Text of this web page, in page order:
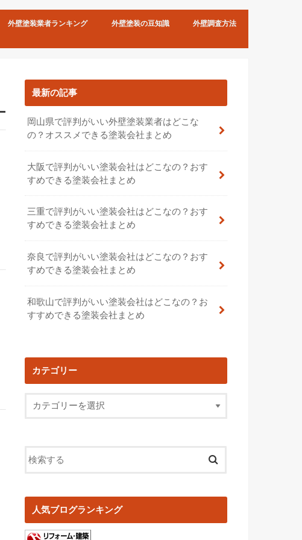
外壁塗装業者ランキング 外壁塗装の豆知識 外壁調査方法
チョーキング現象
外壁のひび割れ（クラック）
外壁の汚れ
塗り替えの時期
最新の記事
岡山県で評判がいい外壁塗装業者はどこな
の？オススメできる塗装会社まとめ
大阪で評判がいい塗装会社はどこなの？おす
すめできる塗装会社まとめ
三重で評判がいい塗装会社はどこなの？おす
すめできる塗装会社まとめ
奈良で評判がいい塗装会社はどこなの？おす
すめできる塗装会社まとめ
和歌山で評判がいい塗装会社はどこなの？お
すすめできる塗装会社まとめ
カテゴリー
人気ブログランキング